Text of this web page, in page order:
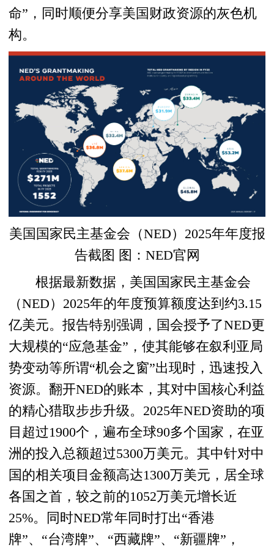
命”，同时顺便分享美国财政资源的灰色机
构。
美国国家民主基金会（NED）2025年年度报
告截图 图：NED官网
根据最新数据，美国国家民主基金会
（NED）2025年的年度预算额度达到约3.15
亿美元。报告特别强调，国会授予了NED更
大规模的“应急基金”，使其能够在叙利亚局
势变动等所谓“机会之窗”出现时，迅速投入
资源。翻开NED的账本，其对中国核心利益
的精心猎取步步升级。2025年NED资助的项
目超过1900个，遍布全球90多个国家，在亚
洲的投入总额超过5300万美元。其中针对中
国的相关项目金额高达1300万美元，居全球
各国之首，较之前的1052万美元增长近
25%。同时NED常年同时打出“香港
牌”、“台湾牌”、“西藏牌”、“新疆牌”，